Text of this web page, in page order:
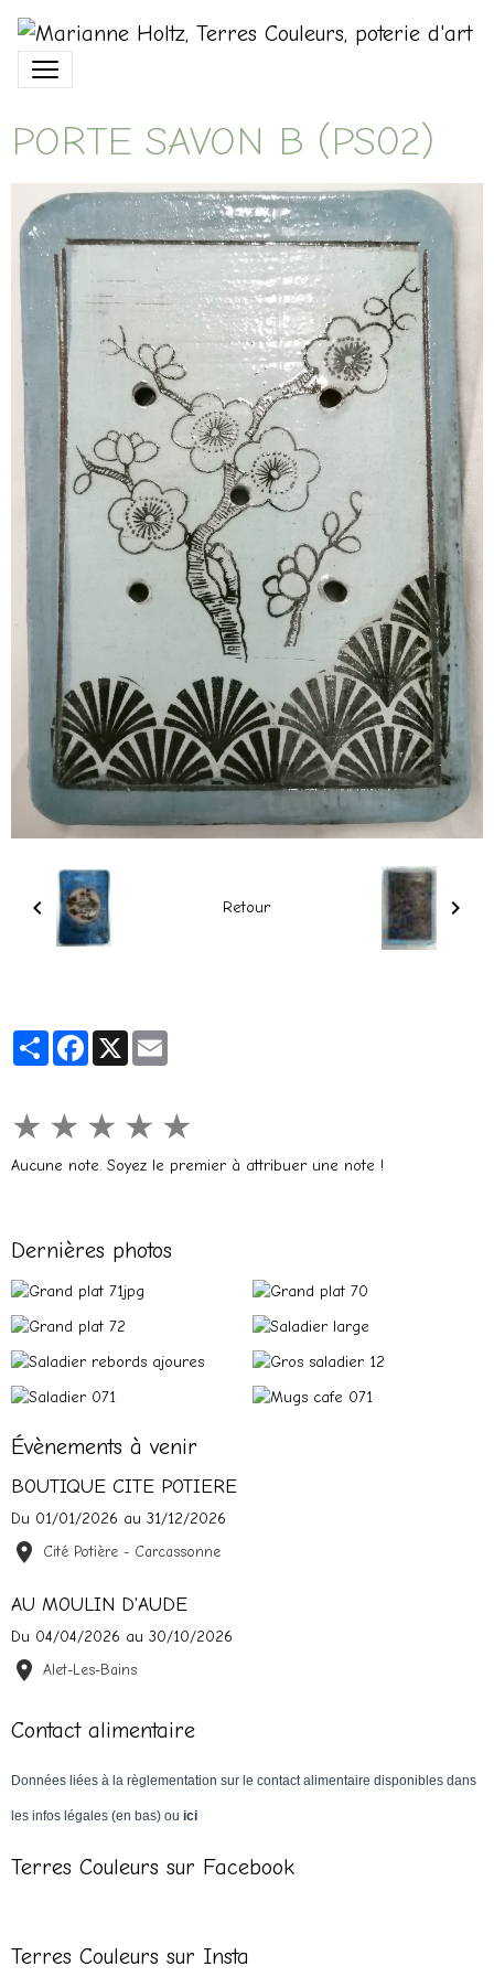
PORTE SAVON B (PS02)
Retour
PartagerFacebook
X
★ ★ ★ ★ ★
Aucune note. Soyez le premier à attribuer une note !
Dernières photos
Évènements à venir
BOUTIQUE CITE POTIERE
Du 01/01/2026 au 31/12/2026
Cité Potière - Carcassonne
AU MOULIN D'AUDE
Du 04/04/2026 au 30/10/2026
Alet-Les-Bains
Contact alimentaire
Données liées à la règlementation sur le contact alimentaire disponibles dans
les infos légales (en bas) ou ici
Terres Couleurs sur Facebook
Terres Couleurs sur Insta